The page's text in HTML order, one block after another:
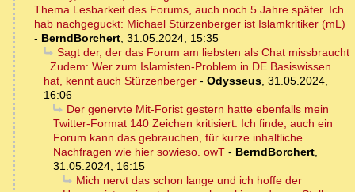
Thema Lesbarkeit des Forums, auch noch 5 Jahre später. Ich
hab nachgeguckt: Michael Stürzenberger ist Islamkritiker (mL)
- BerndBorchert, 31.05.2024, 15:35
Sagt der, der das Forum am liebsten als Chat missbraucht
. Zudem: Wer zum Islamisten-Problem in DE Basiswissen
hat, kennt auch Stürzenberger - Odysseus, 31.05.2024,
16:06
Der genervte Mit-Forist gestern hatte ebenfalls mein
Twitter-Format 140 Zeichen kritisiert. Ich finde, auch ein
Forum kann das gebrauchen, für kurze inhaltliche
Nachfragen wie hier sowieso. owT - BerndBorchert,
31.05.2024, 16:15
Mich nervt das schon lange und ich hoffe der